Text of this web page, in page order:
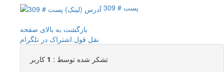
پست # 309
بازگشت به بالای صفحه
نقل قول اشتراک در تلگرام
تشکر شده توسط : 1 کاربر